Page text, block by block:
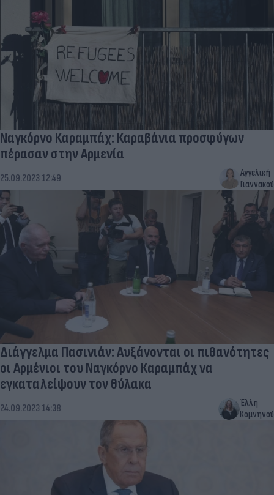
Ναγκόρνο Καραμπάχ: Καραβάνια προσφύγων
πέρασαν στην Αρμενία
25.09.2023 12:49
Αγγελική
Γιαννακού
Διάγγελμα Πασινιάν: Αυξάνονται οι πιθανότητες
οι Αρμένιοι του Ναγκόρνο Καραμπάχ να
εγκαταλείψουν τον θύλακα
24.09.2023 14:38
Έλλη
Κομνηνού